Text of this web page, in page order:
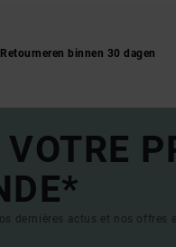
Retourneren binnen 30 dagen
dernières actus et nos offres